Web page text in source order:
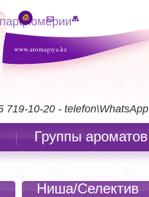
www.aromagiya.kz
парфюмерии
719-10-20 - telefon\WhatsApp
Группы ароматов
Ниша/Селектив